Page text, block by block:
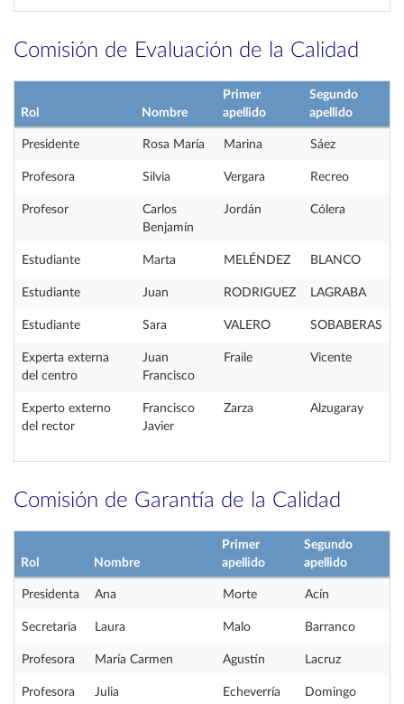
Comisión de Evaluación de la Calidad
Rol Nombre
Primer
apellido
Segundo
apellido
Presidente Rosa María Marina Sáez
Profesora Silvia Vergara Recreo
Profesor
Carlos
Benjamín
Jordán Cólera
Estudiante Marta MELÉNDEZ BLANCO
Estudiante Juan RODRIGUEZ LAGRABA
Estudiante Sara VALERO SOBABERAS
Experta externa
del centro
Juan
Francisco
Fraile Vicente
Experto externo
del rector
Francisco
Javier
Zarza Alzugaray
Comisión de Garantía de la Calidad
Rol Nombre
Primer
apellido
Segundo
apellido
Presidenta Ana Morte Acín
Secretaria Laura Malo Barranco
Profesora María Carmen Agustín Lacruz
Profesora Julia Echeverría Domingo